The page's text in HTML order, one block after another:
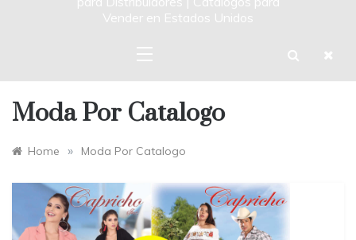
Vender en Estados Unidos
Moda Por Catalogo
Home » Moda Por Catalogo